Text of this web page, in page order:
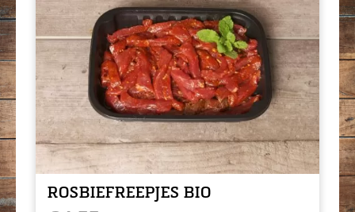
ROSBIEFREEPJES BIO